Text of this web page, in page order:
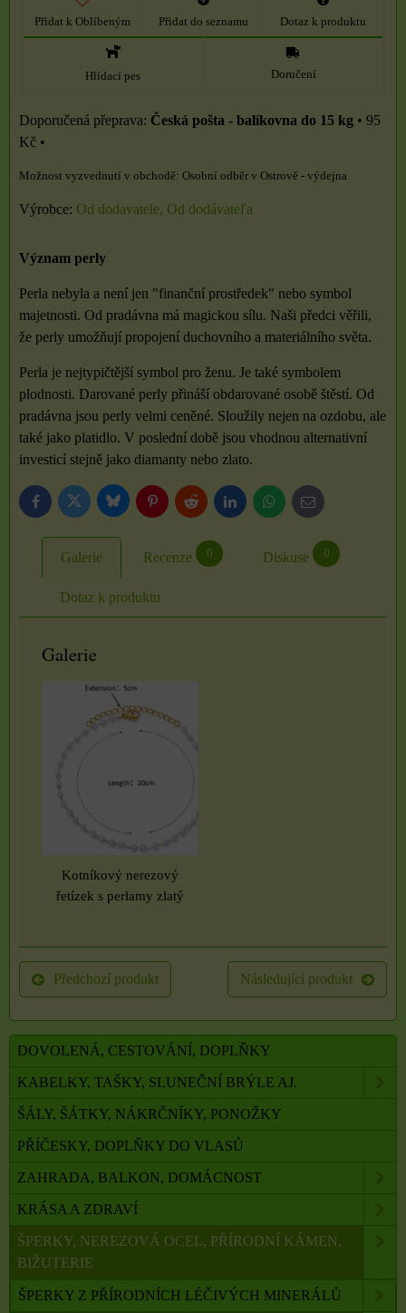
Přidat k Oblíbeným Přidat do seznamu Dotaz k produktu
Hlídací pes Doručení
Česká pošta - balíkovna do 15 kg • 95
Kč •
Osobní odběr v Ostrově - výdejna
Výrobce: Od dodavatele, Od dodávateľa
Význam perly
Perla nebyla a není jen "finanční prostředek" nebo symbol
majetnosti. Od pradávna má magickou sílu. Naši předci věřili,
že perly umožňují propojení duchovního a materiálního světa.
Perla je nejtypičtější symbol pro ženu. Je také symbolem
plodnosti. Darované perly přináší obdarované osobě štěstí. Od
pradávna jsou perly velmi ceněné. Sloužily nejen na ozdobu, ale
také jako platidlo. V poslední době jsou vhodnou alternativní
investicí stejně jako diamanty nebo zlato.
FacebookTwitter BlueskyPinterestReddit LinkedInWhatsApp
E-
mail
Galerie Recenze 0 Diskuse 0
Dotaz k produktu
Galerie
Kotníkový nerezový
řetízek s perlamy zlatý
Předchozí produkt Následující produkt
DOVOLENÁ, CESTOVÁNÍ, DOPLŇKY
KABELKY, TAŠKY, SLUNEČNÍ BRÝLE AJ.
ŠÁLY, ŠÁTKY, NÁKRČNÍKY, PONOŽKY
PŘÍČESKY, DOPLŇKY DO VLASŮ
ZAHRADA, BALKON, DOMÁCNOST
KRÁSA A ZDRAVÍ
ŠPERKY, NEREZOVÁ OCEL, PŘÍRODNÍ KÁMEN,
BIŽUTERIE
ŠPERKY Z PŘÍRODNÍCH LÉČIVÝCH MINERÁLŮ